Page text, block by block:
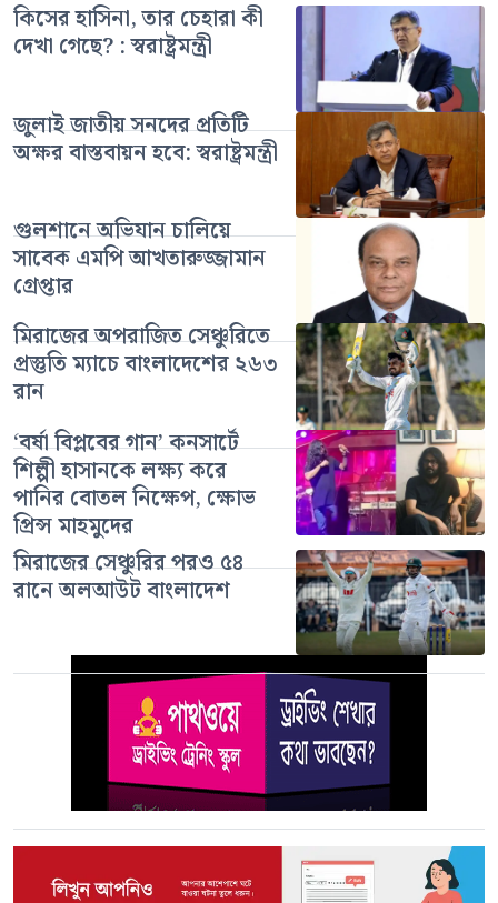
কিসের হাসিনা, তার চেহারা কী
দেখা গেছে? : স্বরাষ্ট্রমন্ত্রী
জুলাই জাতীয় সনদের প্রতিটি
অক্ষর বাস্তবায়ন হবে: স্বরাষ্ট্রমন্ত্রী
গুলশানে অভিযান চালিয়ে
সাবেক এমপি আখতারুজ্জামান
গ্রেপ্তার
মিরাজের অপরাজিত সেঞ্চুরিতে
প্রস্তুতি ম্যাচে বাংলাদেশের ২৬৩
রান
‘বর্ষা বিপ্লবের গান’ কনসার্টে
শিল্পী হাসানকে লক্ষ্য করে
পানির বোতল নিক্ষেপ, ক্ষোভ
প্রিন্স মাহমুদের
মিরাজের সেঞ্চুরির পরও ৫৪
রানে অলআউট বাংলাদেশ